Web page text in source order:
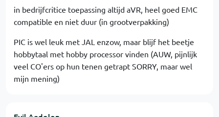
in bedrijfcritice toepassing altijd aVR, heel goed EMC
compatible en niet duur (in grootverpakking)
PIC is wel leuk met JAL enzow, maar blijf het beetje
hobbytaal met hobby processor vinden (AUW, pijnlijk
veel CO'ers op hun tenen getrapt SORRY, maar wel
mijn mening)